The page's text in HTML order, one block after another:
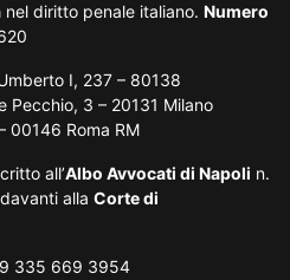
nel diritto penale italiano. Numero
I, 237 – 80138
Pecchio, 3 – 20131 Milano
00146 Roma RM
all’Albo Avvocati di Napoli n.
alla Corte di
335 669 3954